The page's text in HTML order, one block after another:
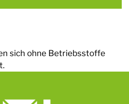
sich ohne Betriebsstoffe